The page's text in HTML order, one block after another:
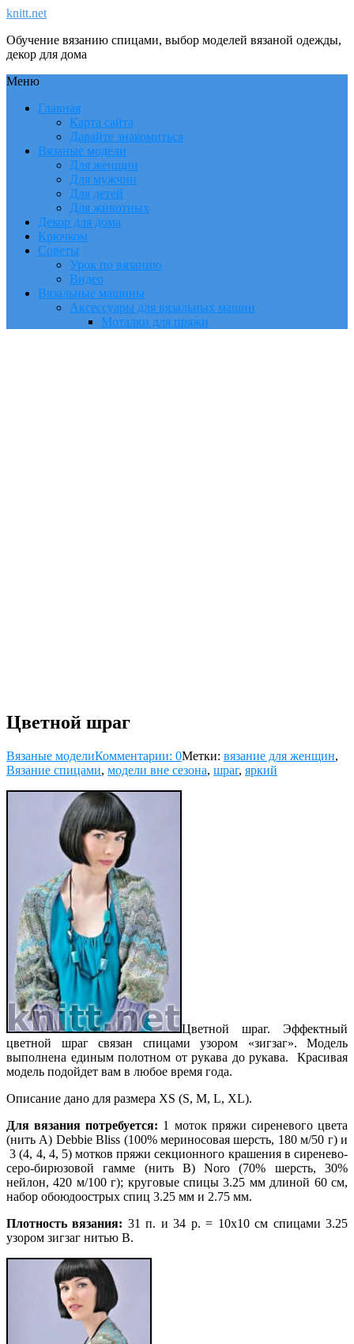
knitt.net
Обучение вязанию спицами, выбор моделей вязаной одежды,
декор для дома
Меню
Главная
Карта сайта
Давайте знакомиться
Вязаные модели
Для женщин
Для мужчин
Для детей
Для животных
Декор для дома
Крючком
Советы
Урок по вязанию
Видео
Вязальные машины
Аксессуары для вязальных машин
Моталки для пряжи
Цветной шраг
Вязаные моделиКомментарии: 0Метки: вязание для женщин,
Вязание спицами, модели вне сезона, шраг, яркий
Цветной шраг. Эффектный
цветной шраг связан спицами узором «зигзаг». Модель
выполнена единым полотном от рукава до рукава. Красивая
модель подойдет вам в любое время года.
Описание дано для размера XS (S, M, L, XL).
Для вязания потребуется: 1 моток пряжи сиреневого цвета
(нить А) Debbie Bliss (100% мериносовая шерсть, 180 м/50 г) и
3 (4, 4, 4, 5) мотков пряжи секционного крашения в сиренево-
серо-бирюзовой гамме (нить B) Noro (70% шерсть, 30%
нейлон, 420 м/100 г); круговые спицы 3.25 мм длиной 60 см,
набор обоюдоострых спиц 3.25 мм и 2.75 мм.
Плотность вязания: 31 п. и 34 р. = 10х10 см спицами 3.25
узором зигзаг нитью В.